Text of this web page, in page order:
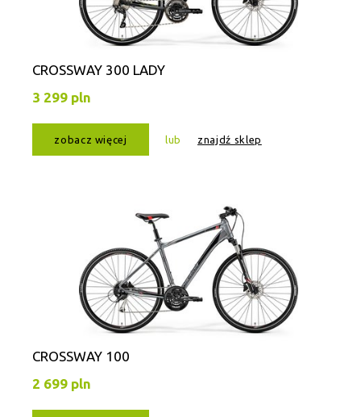
CROSSWAY 300 LADY
3 299 pln
zobacz więcej lub znajdź sklep
CROSSWAY 100
2 699 pln